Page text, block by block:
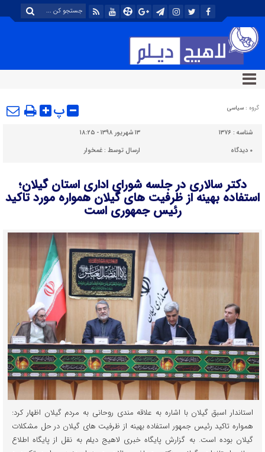
گروه : سیاسی پ
شناسه : ۱۳۷۶
۱۳ شهریور ۱۳۹۸ - ۱۸:۲۵
۰ دیدگاه ارسال توسط :غمخوار
دکتر سالاری در جلسه شورای اداری استان گیلان؛
استفاده بهینه از ظرفیت های گیلان همواره مورد تاکید
رئیس جمهوری است
استاندار اسبق گیلان با اشاره به علاقه مندی روحانی به مردم گیلان اظهار کرد:
همواره تاکید رئیس جمهور استفاده بهینه از ظرفیت های گیلان در حل مشکلات
گیلان بوده است. به گزارش پایگاه خبری لاهیج دیلم به نقل از پایگاه اطلاع